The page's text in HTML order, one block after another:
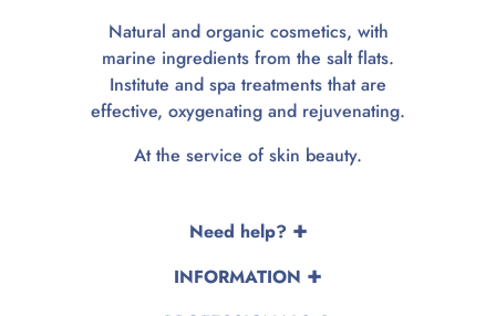
Natural and organic cosmetics, with
marine ingredients from the salt flats.
Institute and spa treatments that are
effective, oxygenating and rejuvenating.
At the service of skin beauty.
Need help?
INFORMATION